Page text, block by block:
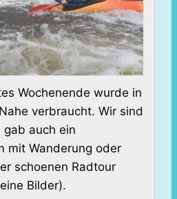
Wochenende wurde in
verbraucht. Wir sind
auch ein
mit Wanderung oder
schoenen Radtour
Bilder).